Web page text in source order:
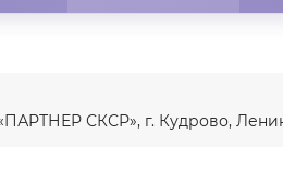
СКСР», г. Кудрово,